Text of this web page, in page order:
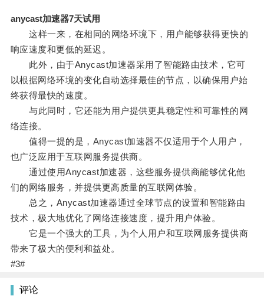
anycast加速器7天试用
这样一来，在相同的网络环境下，用户能够获得更快的
响应速度和更低的延迟。
此外，由于Anycast加速器采用了智能路由技术，它可
以根据网络环境的变化自动选择最佳的节点，以确保用户始
终获得最快的速度。
与此同时，它还能为用户提供更具稳定性和可靠性的网
络连接。
值得一提的是，Anycast加速器不仅适用于个人用户，
也广泛应用于互联网服务提供商。
通过使用Anycast加速器，这些服务提供商能够优化他
们的网络服务，并提供更高质量的互联网体验。
总之，Anycast加速器通过全球节点的设置和智能路由
技术，极大地优化了网络连接速度，提升用户体验。
它是一个强大的工具，为个人用户和互联网服务提供商
带来了极大的便利和益处。
#3#
评论